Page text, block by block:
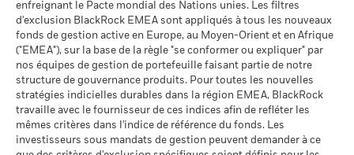
Le rendement de votre investissement peut augmenter ou
diminuer en raison des fluctuations des devises si votre
investissement est effectué dans une devise autre que celle
utilisée dans le calcul des performances passées. Source :
Blackrock
Moyenne pondérée de
l'intensité carbone MSCI
(tonnes de CO2e/M$ de
ventes)
au 17/juil./2026
% des avoirs à l'égard
desquels des données ESG
au 17/juil./2026
99,55
Données sur la
participation aux secteurs
d'activité
au 30/juin/2026
99,70%
Pourcentage des avoirs du
fonds à l'égard desquels
des données ne sont pas
BlackRock Global Funds - Prospectus (French
- Belgium^France)
BlackRock Global Funds - Prospectus -
Addendum (French - France)
enfreignant le Pacte mondial des Nations unies. Les filtres
d'exclusion BlackRock EMEA sont appliqués à tous les nouveaux
fonds de gestion active en Europe, au Moyen-Orient et en Afrique
("EMEA"), sur la base de la règle "se conformer ou expliquer" par
nos équipes de gestion de portefeuille faisant partie de notre
structure de gouvernance produits. Pour toutes les nouvelles
stratégies indicielles durables dans la région EMEA, BlackRock
travaille avec le fournisseur de ces indices afin de refléter les
mêmes critères dans l'indice de référence du fonds. Les
investisseurs sous mandats de gestion peuvent demander à ce